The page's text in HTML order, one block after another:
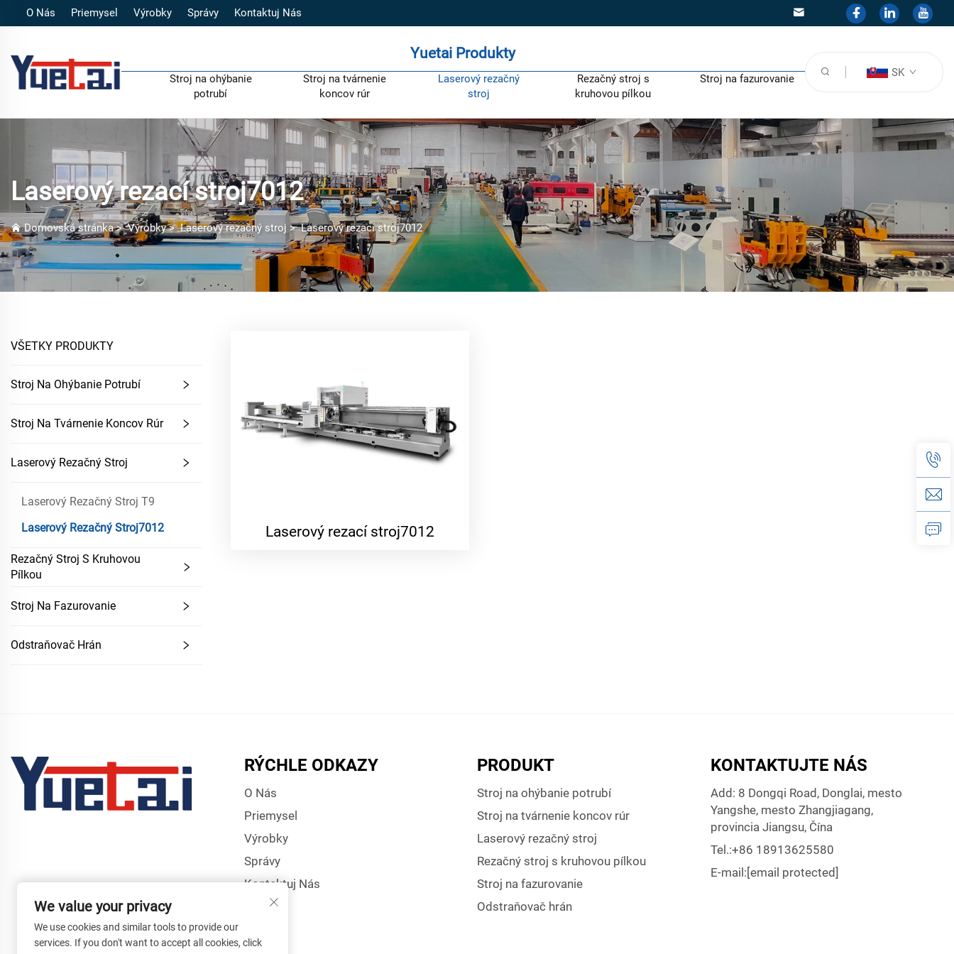
O Nás Priemysel Výrobky Správy Kontaktuj Nás
Yuetai Produkty
Stroj na ohýbanie
potrubí
Stroj na tvárnenie
koncov rúr
Laserový rezačný
stroj
Rezačný stroj s
kruhovou pílkou
Stroj na fazurovanie SK
Laserový rezací stroj7012
Domovská stránka>Výrobky>Laserový rezačný stroj >Laserový rezací stroj7012
VŠETKY PRODUKTY
Stroj Na Ohýbanie Potrubí
Stroj Na Tvárnenie Koncov Rúr
Laserový Rezačný Stroj
Laserový Rezačný Stroj T9
Laserový Rezačný Stroj7012
Rezačný Stroj S Kruhovou
Pílkou
Stroj Na Fazurovanie
Odstraňovač Hrán
Laserový rezací stroj7012
RÝCHLE ODKAZY
O Nás
Priemysel
Výrobky
Správy
Kontaktuj Nás
PRODUKT
Stroj na ohýbanie potrubí
Stroj na tvárnenie koncov rúr
Laserový rezačný stroj
Rezačný stroj s kruhovou pílkou
Stroj na fazurovanie
Odstraňovač hrán
KONTAKTUJTE NÁS
Add: 8 Dongqi Road, Donglai, mesto
Yangshe, mesto Zhangjiagang,
provincia Jiangsu, Čína
Tel.:+86 18913625580
E-mail:[email protected]
We value your privacy
We use cookies and similar tools to provide our
services. If you don't want to accept all cookies, click